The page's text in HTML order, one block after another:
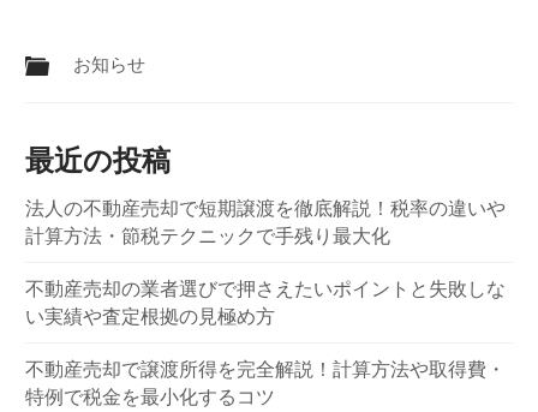
お知らせ
最近の投稿
法人の不動産売却で短期譲渡を徹底解説！税率の違いや
計算方法・節税テクニックで手残り最大化
不動産売却の業者選びで押さえたいポイントと失敗しな
い実績や査定根拠の見極め方
不動産売却で譲渡所得を完全解説！計算方法や取得費・
特例で税金を最小化するコツ